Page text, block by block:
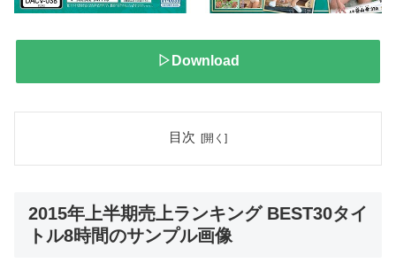
▷Download
目次
2015年上半期売上ランキング BEST30タイ
トル8時間のサンプル画像